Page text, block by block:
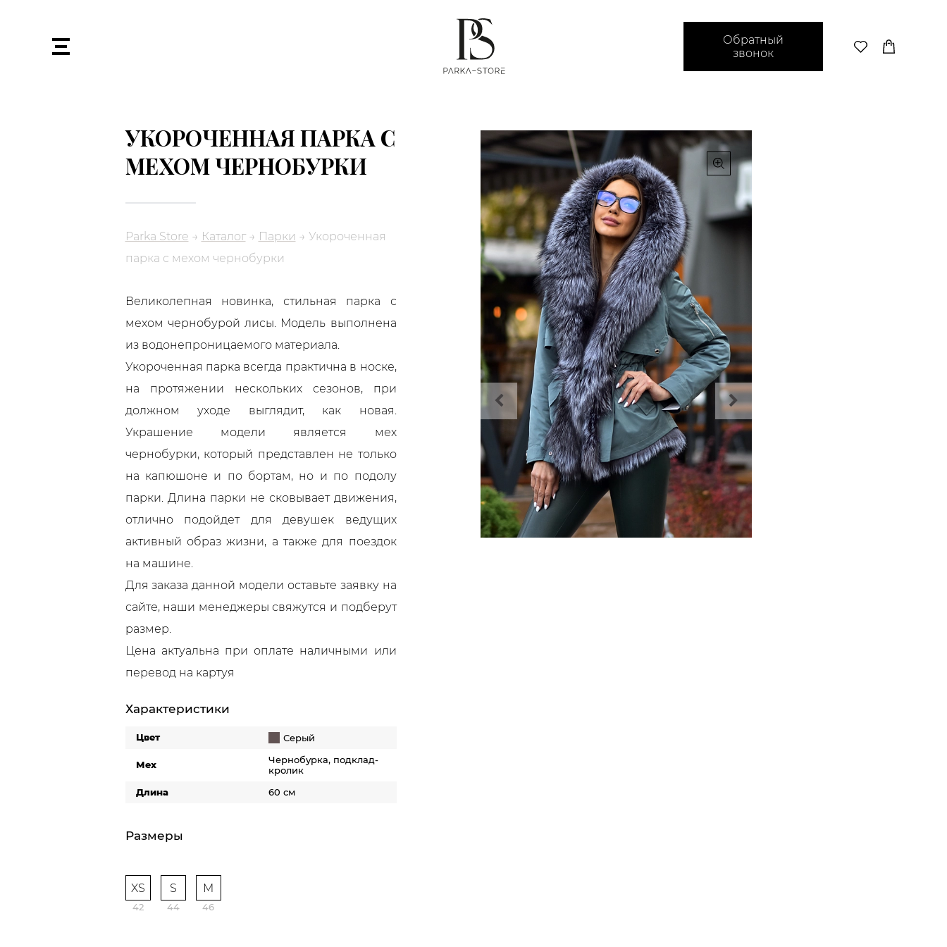
УКОРОЧЕННАЯ ПАРКА С
МЕХОМ ЧЕРНОБУРКИ
Parka Store → Каталог→ Парки → Укороченная
парка с мехом чернобурки
Великолепная новинка, стильная парка с
мехом чернобурой лисы. Модель выполнена
из водонепроницаемого материала.
Укороченная парка всегда практична в носке,
на протяжении нескольких сезонов, при
должном уходе выглядит, как новая.
Украшение модели является мех
чернобурки, который представлен не только
на капюшоне и по бортам, но и по подолу
парки. Длина парки не сковывает движения,
отлично подойдет для девушек ведущих
активный образ жизни, а также для поездок
на машине.
Для заказа данной модели оставьте заявку на
сайте, наши менеджеры свяжутся и подберут
размер.
Цена актуальна при оплате наличными или
перевод на картуя
Характеристики
Цвет Серый
Мех
Чернобурка, подклад-
кролик
Длина
60 см
Размеры
XS
42
S
44
M
46
Обратный
звонок